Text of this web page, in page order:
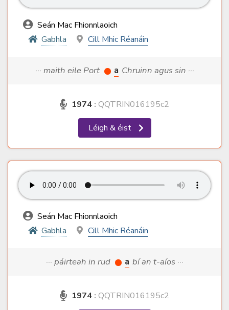
Seán Mac Fhionnlaoich
Gabhla
Cill Mhic Réanáin
··· maith eile Port a Chruinn agus sin ···
1974 : QQTRIN016195c2
Léigh & éist
Seán Mac Fhionnlaoich
Gabhla
Cill Mhic Réanáin
··· páirteah in rud a bí an t-aíos ···
1974 : QQTRIN016195c2